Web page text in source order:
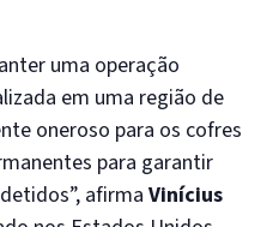
uma operação
em uma região de
oneroso para os cofres
para garantir
afirma Vinícius